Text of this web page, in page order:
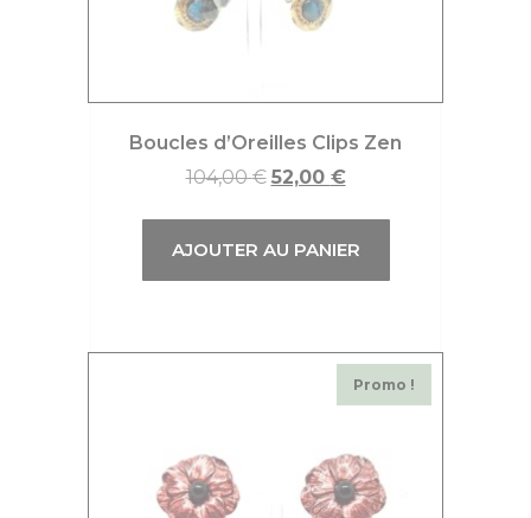
Boucles d’Oreilles Clips Zen
104,00€ 52,00 €
AJOUTER AU PANIER
Promo !